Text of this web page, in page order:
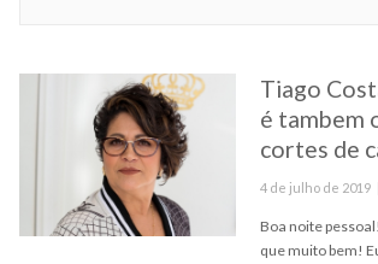
Tiago
é tambem
cortes de
Posted
4 de julho de 2019
Boa noite
que muito bem!